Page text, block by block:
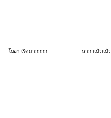
โบอา เริ่ดมากกกก นาก แบ๊วแบ๊ว